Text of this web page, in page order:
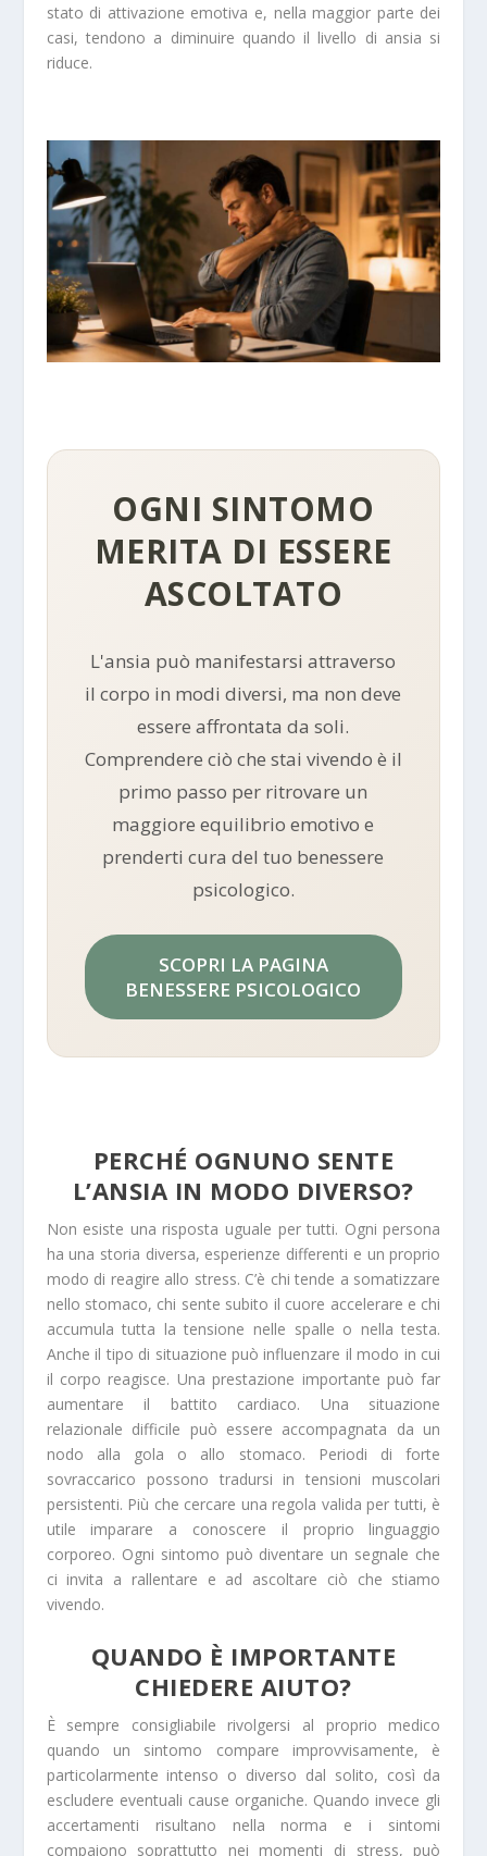
stato di attivazione emotiva e, nella maggior parte dei
casi, tendono a diminuire quando il livello di ansia si
riduce.
OGNI SINTOMO
MERITA DI ESSERE
ASCOLTATO
L'ansia può manifestarsi attraverso
il corpo in modi diversi, ma non deve
essere affrontata da soli.
Comprendere ciò che stai vivendo è il
primo passo per ritrovare un
maggiore equilibrio emotivo e
prenderti cura del tuo benessere
psicologico.
SCOPRI LA PAGINA
BENESSERE PSICOLOGICO
PERCHÉ OGNUNO SENTE
L’ANSIA IN MODO DIVERSO?
Non esiste una risposta uguale per tutti. Ogni persona
ha una storia diversa, esperienze differenti e un proprio
modo di reagire allo stress. C’è chi tende a somatizzare
nello stomaco, chi sente subito il cuore accelerare e chi
accumula tutta la tensione nelle spalle o nella testa.
Anche il tipo di situazione può influenzare il modo in cui
il corpo reagisce. Una prestazione importante può far
aumentare il battito cardiaco. Una situazione
relazionale difficile può essere accompagnata da un
nodo alla gola o allo stomaco. Periodi di forte
sovraccarico possono tradursi in tensioni muscolari
persistenti. Più che cercare una regola valida per tutti, è
utile imparare a conoscere il proprio linguaggio
corporeo. Ogni sintomo può diventare un segnale che
ci invita a rallentare e ad ascoltare ciò che stiamo
vivendo.
QUANDO È IMPORTANTE
CHIEDERE AIUTO?
È sempre consigliabile rivolgersi al proprio medico
quando un sintomo compare improvvisamente, è
particolarmente intenso o diverso dal solito, così da
escludere eventuali cause organiche. Quando invece gli
accertamenti risultano nella norma e i sintomi
compaiono soprattutto nei momenti di stress, può